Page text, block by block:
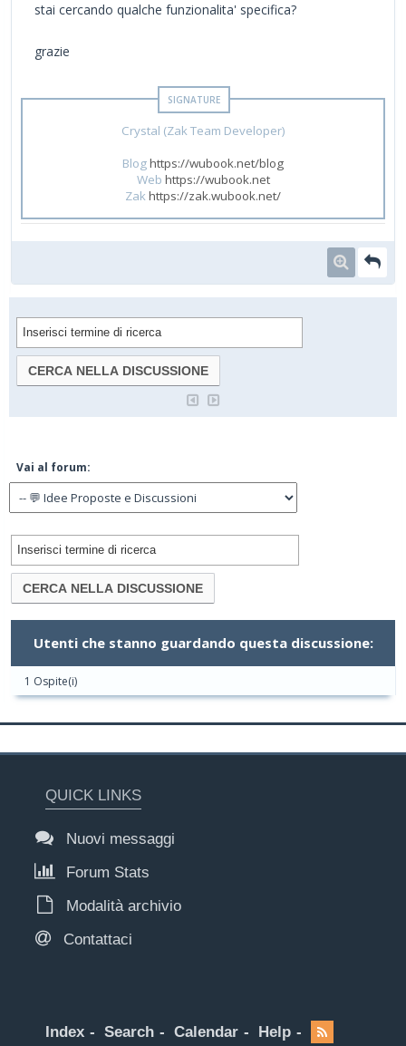
stai cercando qualche funzionalita' specifica?
grazie
Crystal (Zak Team Developer)
Bloghttps://wubook.net/blog
Web https://wubook.net
Zakhttps://zak.wubook.net/
Vai al forum:
Utenti che stanno guardando questa discussione:
1 Ospite(i)
QUICK LINKS
Nuovi messaggi
Forum Stats
Modalità archivio
Contattaci
Index Search Calendar Help